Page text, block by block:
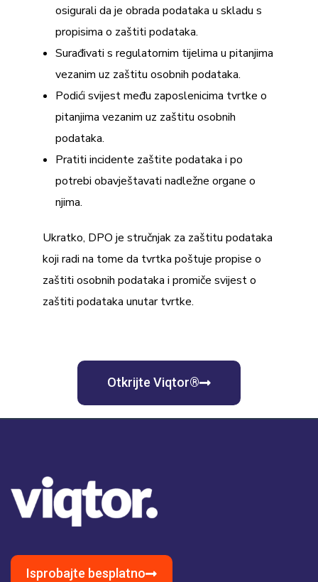
osigurali da je obrada podataka u skladu s
propisima o zaštiti podataka.
Surađivati s regulatornim tijelima u pitanjima
vezanim uz zaštitu osobnih podataka.
Podići svijest među zaposlenicima tvrtke o
pitanjima vezanim uz zaštitu osobnih
podataka.
Pratiti incidente zaštite podataka i po
potrebi obavještavati nadležne organe o
njima.
Ukratko, DPO je stručnjak za zaštitu podataka
koji radi na tome da tvrtka poštuje propise o
zaštiti osobnih podataka i promiče svijest o
zaštiti podataka unutar tvrtke.
Otkrijte Viqtor®
Isprobajte besplatno